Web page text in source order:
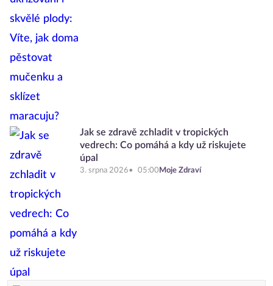
Jak se zdravě zchladit v tropických
vedrech: Co pomáhá a kdy už riskujete
úpal
3. srpna 2026 05:00 Moje Zdraví